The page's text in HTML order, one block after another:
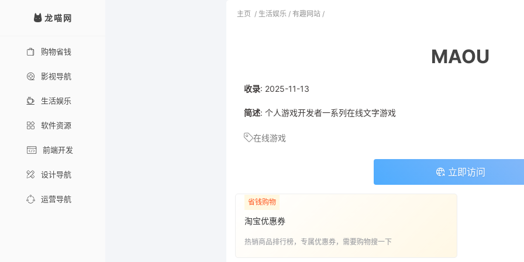
龙喵网
购物省钱
影视导航
生活娱乐
软件资源
前端开发
设计导航
运营导航
主页 / 生活娱乐 / 有趣网站 /
MAOU
收录: 2025-11-13
简述: 个人游戏开发者一系列在线文字游戏
在线游戏
立即访问
省钱购物
淘宝优惠券
热销商品排行榜，专属优惠券，需要购物搜一下